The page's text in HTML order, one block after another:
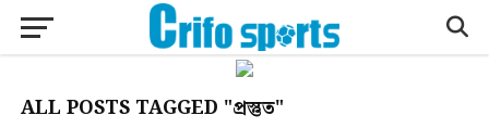
ALL POSTS TAGGED "প্রস্তুত"